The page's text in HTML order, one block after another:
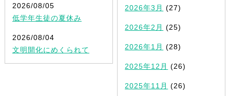
2026/08/05
低学年生徒の夏休み
2026/08/04
文明開化にめくられて
2026年3月 (27)
2026年2月 (25)
2026年1月 (28)
2025年12月 (26)
2025年11月 (26)